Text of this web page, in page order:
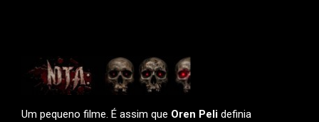
Um pequeno filme. É assim que Oren Peli definia